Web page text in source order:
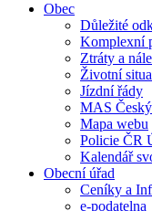
Obec
Důležité
Komplexní
Ztráty a
Životní
Jízdní řády
MAS
Mapa webu
Policie ČR
Kalendář
Obecní úřad
Ceníky a
e-podatelna